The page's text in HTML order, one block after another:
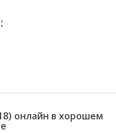
онлайн в хорошем